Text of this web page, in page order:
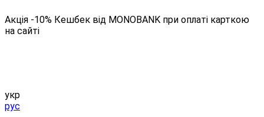
Акція -10% Кешбек від MONOBANK при оплаті карткою
на сайті
укр
рус